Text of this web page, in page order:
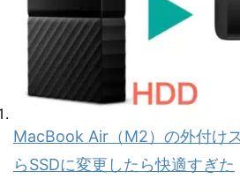
MacBook Air（M2）の外付け
らSSDに変更したら快適すぎた